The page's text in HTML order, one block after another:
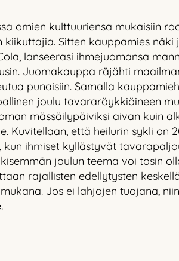
omien kulttuuriensa mukaisiin
Sitten kauppamies näki
lanseerasi ihmejuomansa
Juomakauppa räjähti
punaisiin. Samalla
joulu tavararöykkiöineen
mässäilypäiviksi aivan kuin
Kuvitellaan, että heilurin sykli on
ihmiset kyllästyvät
joulun teema voi tosin
rajallisten edellytysten
Jos ei lahjojen tuojana,